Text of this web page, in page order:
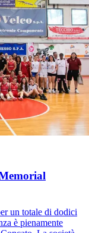
un totale di dodici
è pienamente